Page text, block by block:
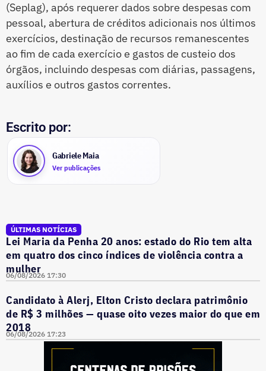
(Seplag), após requerer dados sobre despesas com
pessoal, abertura de créditos adicionais nos últimos
exercícios, destinação de recursos remanescentes
ao fim de cada exercício e gastos de custeio dos
órgãos, incluindo despesas com diárias, passagens,
auxílios e outros gastos correntes.
Escrito por:
Gabriele Maia
Ver publicações
ÚLTIMAS NOTÍCIAS
Lei Maria da Penha 20 anos: estado do Rio tem alta
em quatro dos cinco índices de violência contra a
mulher
06/08/2026 17:30
Candidato à Alerj, Elton Cristo declara patrimônio
de R$ 3 milhões — quase oito vezes maior do que em
2018
06/08/2026 17:23